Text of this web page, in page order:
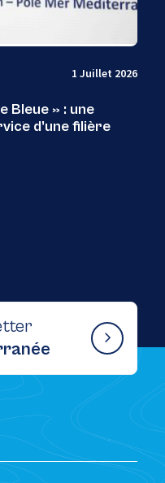
1 Juillet 2026
Bleue » : une
d’une filière